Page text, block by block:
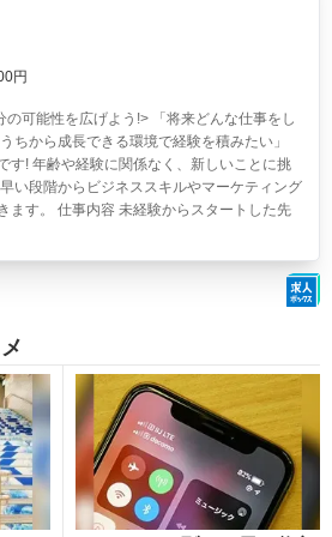
円
の可能性を広げよう!> 「将来どんな仕事をし
ちから成長できる環境で経験を積みたい」
す! 年齢や経験に関係なく、新しいことに挑
い段階からビジネススキルやマーケティング
ます。 仕事内容 未経験からスタートした先